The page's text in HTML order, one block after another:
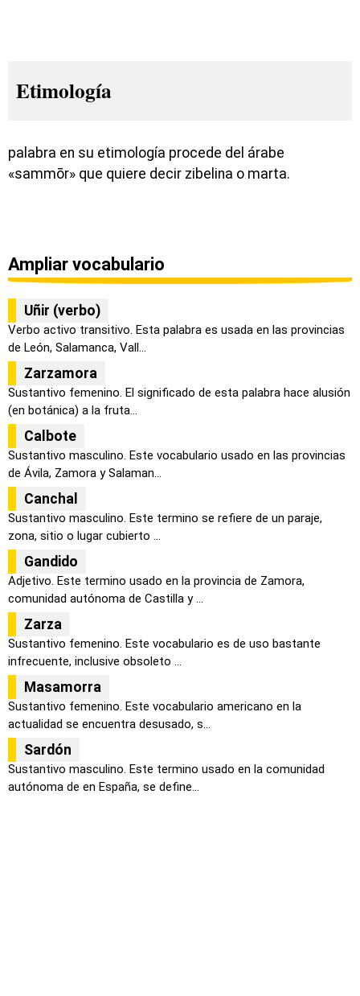
Etimología
palabra en su etimología procede del árabe
«sammōr» que quiere decir zibelina o marta.
Ampliar vocabulario
Uñir (verbo)
Verbo activo transitivo. Esta palabra es usada en las provincias
de León, Salamanca, Vall...
Zarzamora
Sustantivo femenino. El significado de esta palabra hace alusión
(en botánica) a la fruta...
Calbote
Sustantivo masculino. Este vocabulario usado en las provincias
de Ávila, Zamora y Salaman...
Canchal
Sustantivo masculino. Este termino se refiere de un paraje,
zona, sitio o lugar cubierto ...
Gandido
Adjetivo. Este termino usado en la provincia de Zamora,
comunidad autónoma de Castilla y ...
Zarza
Sustantivo femenino. Este vocabulario es de uso bastante
infrecuente, inclusive obsoleto ...
Masamorra
Sustantivo femenino. Este vocabulario americano en la
actualidad se encuentra desusado, s...
Sardón
Sustantivo masculino. Este termino usado en la comunidad
autónoma de en España, se define...